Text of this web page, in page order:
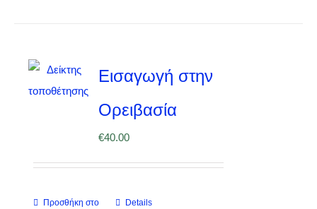
Εισαγωγή στην
Ορειβασία
€40.00
Προσθήκη στο
Details